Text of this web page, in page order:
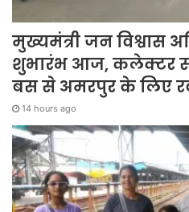
मुख्यमंत्री जन विश्वास
शुभारंभ आज, कलेक्टर
बस से अमरपुर के लिए
14 hours ago